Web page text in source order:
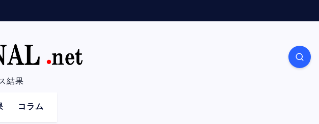
結果
コラム